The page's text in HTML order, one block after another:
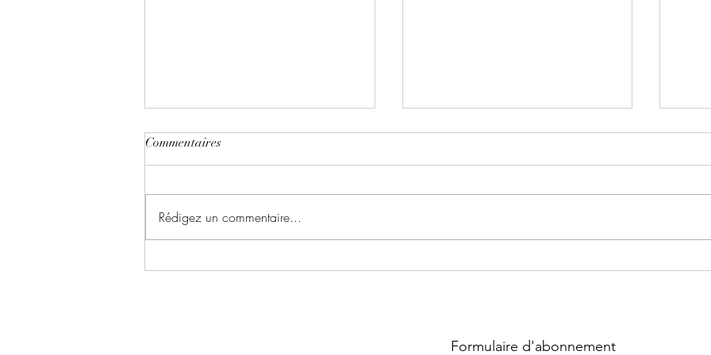
Commentaires
Rédigez un commentaire...
Formulaire d'abonnement